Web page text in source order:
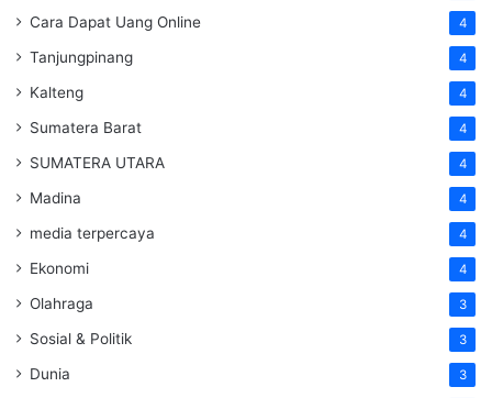
Cara Dapat Uang Online 4
Tanjungpinang 4
Kalteng 4
Sumatera Barat 4
SUMATERA UTARA 4
Madina 4
media terpercaya 4
Ekonomi 4
Olahraga 3
Sosial & Politik 3
Dunia 3